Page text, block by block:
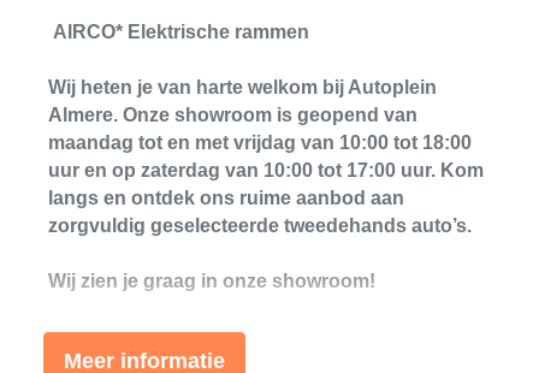
Lichtmetalen velgen 14"
AIRCO* Elektrische rammen
Wij heten je van harte welkom bij Autoplein
Almere. Onze showroom is geopend van
maandag tot en met vrijdag van 10:00 tot 18:00
uur en op zaterdag van 10:00 tot 17:00 uur. Kom
langs en ontdek ons ruime aanbod aan
zorgvuldig geselecteerde tweedehands auto’s.
Wij zien je graag in onze showroom!
We hebben ons uiterste best gedaan om alle
Meer informatie